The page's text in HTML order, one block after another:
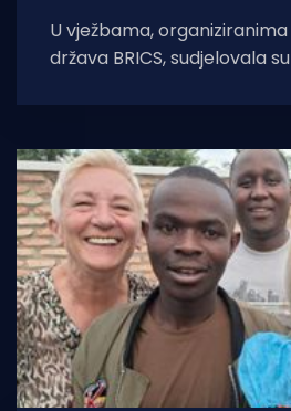
U vježbama,
država BRICS, sudjelovala
Sjedinjene